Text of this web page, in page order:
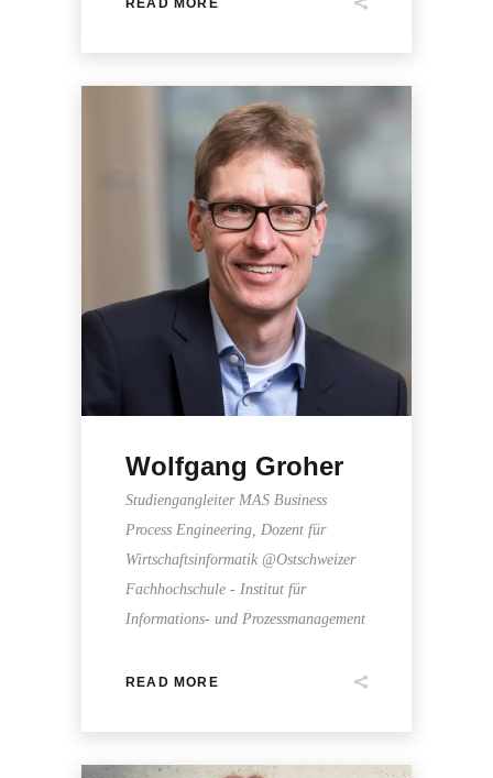
READ MORE
Wolfgang Groher
Studiengangleiter MAS Business
Process Engineering, Dozent für
Wirtschaftsinformatik @Ostschweizer
Fachhochschule - Institut für
Informations- und Prozessmanagement
READ MORE